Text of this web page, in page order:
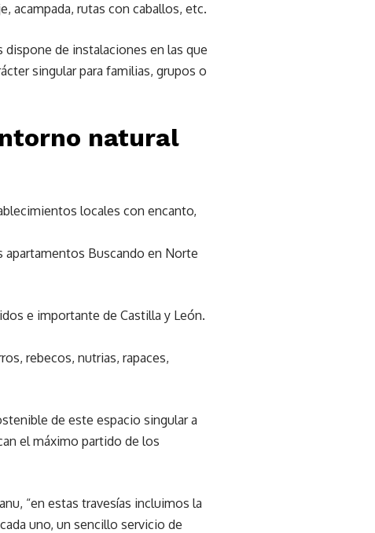
acampada, rutas con caballos, etc.
dispone de instalaciones en las que
singular para familias, grupos o
natural
locales con encanto,
Buscando en Norte
e importante de Castilla y León.
rebecos, nutrias, rapaces,
de este espacio singular a
el máximo partido de los
“en estas travesías incluimos la
uno, un sencillo servicio de